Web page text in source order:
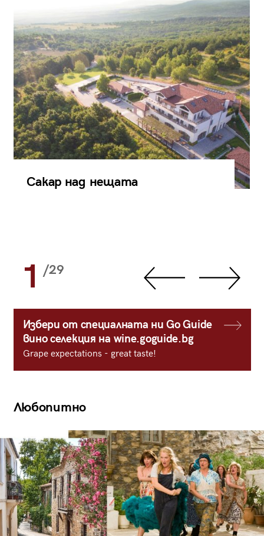
Сакар над нещата
1 /29
Избери от специалната ни Go Guide
вино селекция на wine.goguide.bg
Grape expectations - great taste!
Любопитно